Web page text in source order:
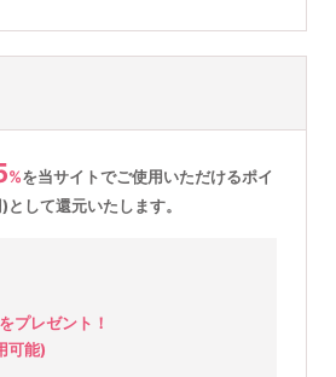
%を当サイトでご使用いただけるポイ
して還元いたします。
プレゼント！
可能)